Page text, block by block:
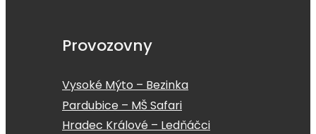
Provozovny
Vysoké Mýto – Bezinka
Pardubice – MŠ Safari
Hradec Králové – Ledňáčci